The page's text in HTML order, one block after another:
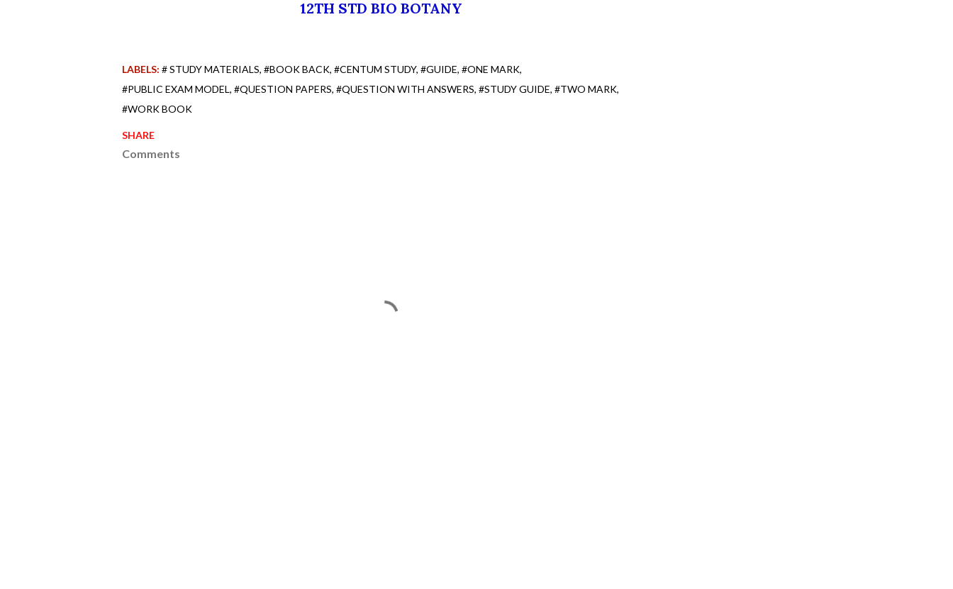
12TH STD BIO BOTANY
LABELS: # STUDY MATERIALS #BOOK BACK #CENTUM STUDY #GUIDE #ONE MARK
#PUBLIC EXAM MODEL #QUESTION PAPERS #QUESTION WITH ANSWERS #STUDY GUIDE #TWO MARK
#WORK BOOK
SHARE
Comments